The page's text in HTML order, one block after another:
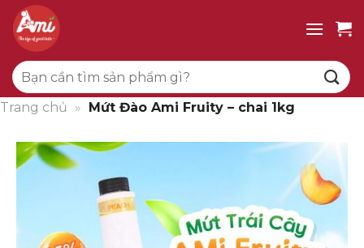
qua
dung
Tìm
kiếm:
Trang chủ » Mứt Đào Ami Fruity – chai 1kg